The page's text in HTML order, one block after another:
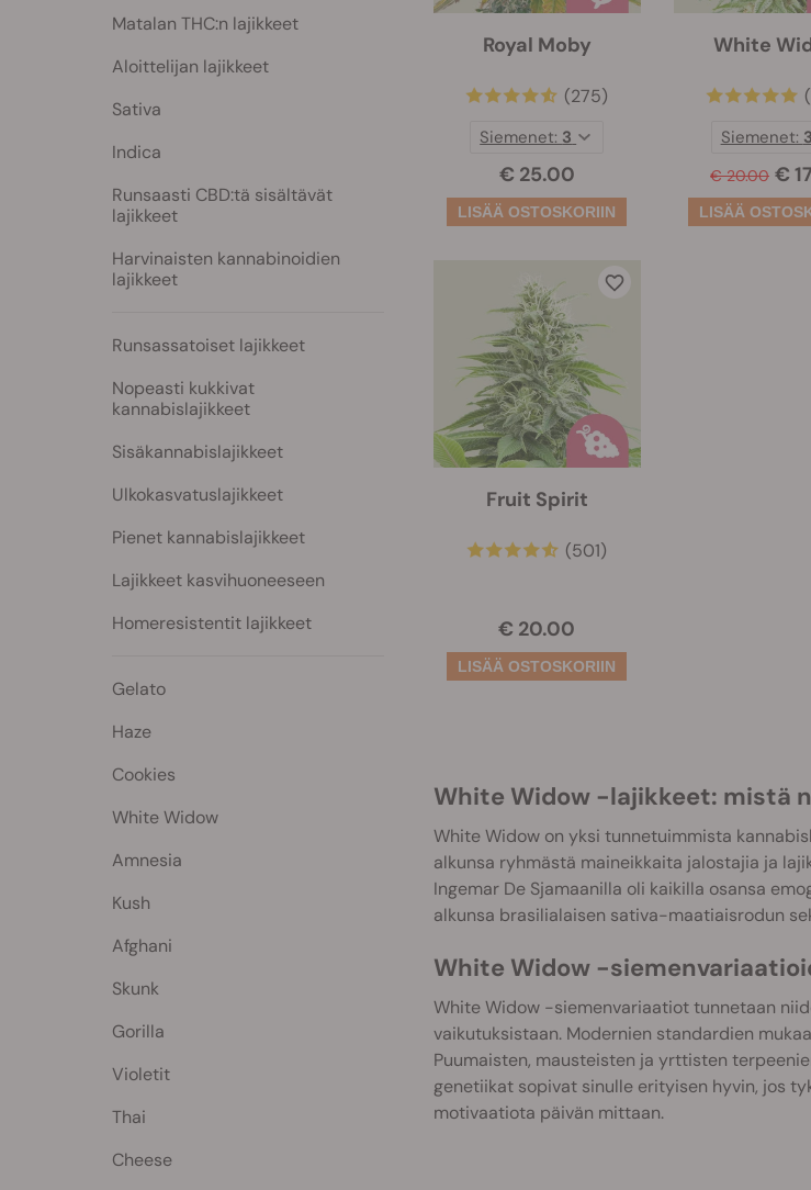
Royal Moby
(275)
€ 25.00
Siemenet: 3
White
€ 20.00 €
Siemenet: 3
Fruit Spirit
(501)
€ 20.00
White Widow -lajikkeet: mistä
White Widow on yksi tunnetuimmista
alkunsa ryhmästä maineikkaita jalostajia ja
Ingemar De Sjamaanilla oli kaikilla osansa
alkunsa brasilialaisen sativa-maatiaisrodun
White Widow -
White Widow -siemenvariaatiot tunnetaan
vaikutuksistaan. Modernien standardien
Puumaisten, mausteisten ja yrttisten
genetiikat sopivat sinulle erityisen hyvin, jos
motivaatiota päivän mittaan.
Matalan THC:n lajikkeet
Aloittelijan lajikkeet
Sativa
Indica
Runsaasti CBD:tä sisältävät
lajikkeet
Harvinaisten kannabinoidien
lajikkeet
Runsassatoiset lajikkeet
Nopeasti kukkivat
kannabislajikkeet
Sisäkannabislajikkeet
Ulkokasvatuslajikkeet
Pienet kannabislajikkeet
Lajikkeet kasvihuoneeseen
Homeresistentit lajikkeet
Gelato
Haze
Cookies
White Widow
Amnesia
Kush
Afghani
Skunk
Gorilla
Violetit
Thai
Cheese